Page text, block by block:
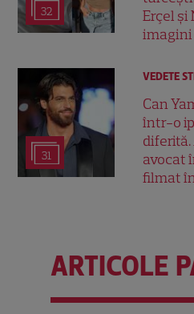
32
Erçel și
imagini
31
VEDETE
Can
într-o
avocat
filmat
ARTICOLE